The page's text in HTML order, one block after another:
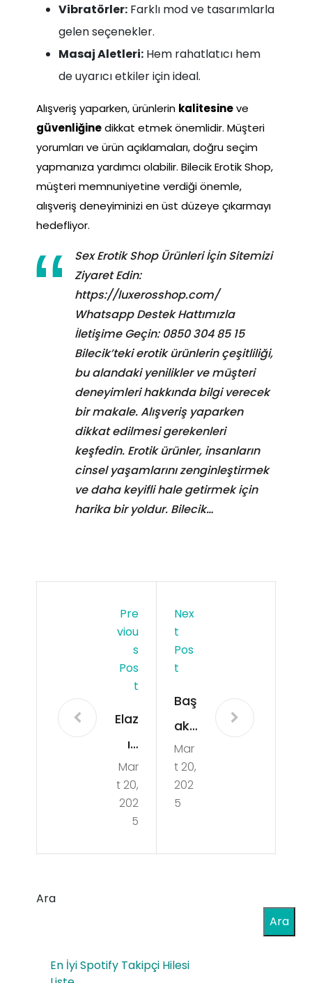
Vibratörler: Farklı mod ve tasarımlarla
gelen seçenekler.
Masaj Aletleri: Hem rahatlatıcı hem
de uyarıcı etkiler için ideal.
Alışveriş yaparken, ürünlerin kalitesineve
güvenliğinedikkat etmek önemlidir. Müşteri
yorumları ve ürün açıklamaları, doğru seçim
yapmanıza yardımcı olabilir. Bilecik Erotik Shop,
müşteri memnuniyetine verdiği önemle,
alışveriş deneyiminizi en üst düzeye çıkarmayı
hedefliyor.
Sex Erotik Shop Ürünleri İçin Sitemizi
Ziyaret Edin:
https://luxerosshop.com/
Whatsapp Destek Hattımızla
İletişime Geçin: 0850 304 85 15
Bilecik’teki erotik ürünlerin çeşitliliği,
bu alandaki yenilikler ve müşteri
deneyimleri hakkında bilgi verecek
bir makale. Alışveriş yaparken
dikkat edilmesi gerekenleri
keşfedin. Erotik ürünler, insanların
cinsel yaşamlarını zenginleştirmek
ve daha keyifli hale getirmek için
harika bir yoldur. Bilecik…
Pre
Viou
S
Pos
T
Elaz
ığ
Kar
ako
çan
tik
Mar
t 20,
202
5
Nex
T
Pos
T
Baş
akş
ehir
Ha
ma
Yüz
Mar
t 20,
202
5
Ara
Ara
En İyi Spotify Takipçi Hilesi